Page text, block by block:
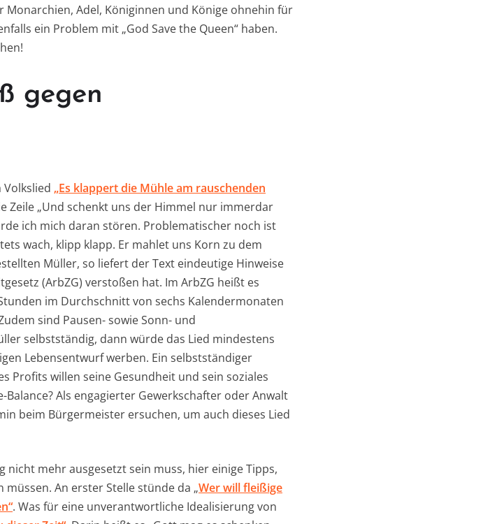
Adel, Königinnen und Könige ohnehin für
ein Problem mit „God Save the Queen“ haben.
gegen
„Es klappert die Mühle am rauschenden
Zeile „Und schenkt uns der Himmel nur immerdar
ich mich daran stören. Problematischer noch ist
wach, klipp klapp. Er mahlet uns Korn zu dem
Müller, so liefert der Text eindeutige Hinweise
(ArbZG) verstoßen hat. Im ArbZG heißt es
im Durchschnitt von sechs Kalendermonaten
sind Pausen- sowie Sonn- und
selbstständig, dann würde das Lied mindestens
Lebensentwurf werben. Ein selbstständiger
Profits willen seine Gesundheit und sein soziales
Als engagierter Gewerkschafter oder Anwalt
beim Bürgermeister ersuchen, um auch dieses Lied
mehr ausgesetzt sein muss, hier einige Tipps,
An erster Stelle stünde da „Wer will fleißige
. Was für eine unverantwortliche Idealisierung von